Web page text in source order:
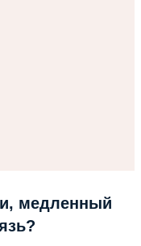
медленный